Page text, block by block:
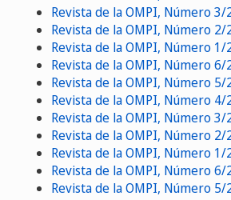
Revista de la OMPI, Número 3/
Revista de la OMPI, Número
Revista de la OMPI, Número
Revista de la OMPI, Número
Revista de la OMPI, Número
Revista de la OMPI, Número
Revista de la OMPI, Número 3/
Revista de la OMPI, Número
Revista de la OMPI, Número
Revista de la OMPI, Número
Revista de la OMPI, Número